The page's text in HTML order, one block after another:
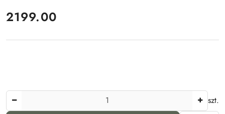
cena:
2199.00
szt.